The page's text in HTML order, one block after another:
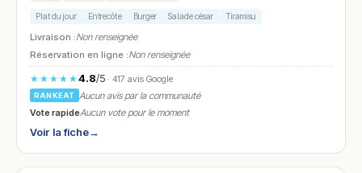
Plat du jour Entrecôte Burger Salade césar Tiramisu
Livraison :Non renseignée
Réservation en ligne :Non renseignée
★★★★★4.8/5· 417 avis Google
RANKEAT
Aucun avis par la communauté
Vote rapideAucun vote pour le moment
Voir la fiche→